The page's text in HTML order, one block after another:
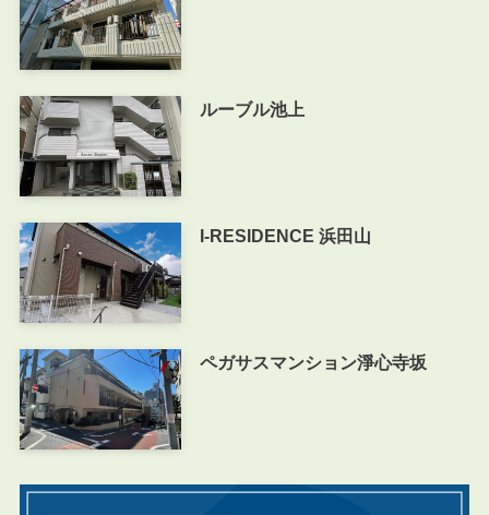
ルーブル池上
I-RESIDENCE 浜田山
ペガサスマンション淨心寺坂